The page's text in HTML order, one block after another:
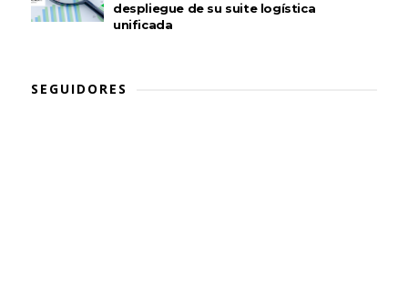
despliegue de su suite logística
unificada
SEGUIDORES